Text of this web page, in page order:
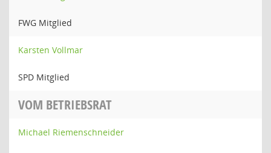
FWG Mitglied
Karsten Vollmar
SPD Mitglied
VOM BETRIEBSRAT
Michael Riemenschneider